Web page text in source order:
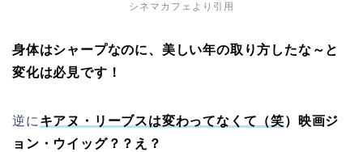
シネマカフェより引用
身体はシャープなのに、美しい年の取り方したな～と
変化は必見です！
逆に キアヌ・リーブスは変わってなくて（笑）映画ジ
ョン・ウイッグ？？え？